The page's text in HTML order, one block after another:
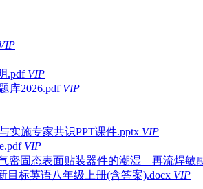
.pdf VIP
库2026.pdf VIP
实施专家共识PPT课件.pptx VIP
VIP
密固态表面贴装器件的潮湿 _ 再流焊敏
目标英语八年级上册(含答案).docx VIP